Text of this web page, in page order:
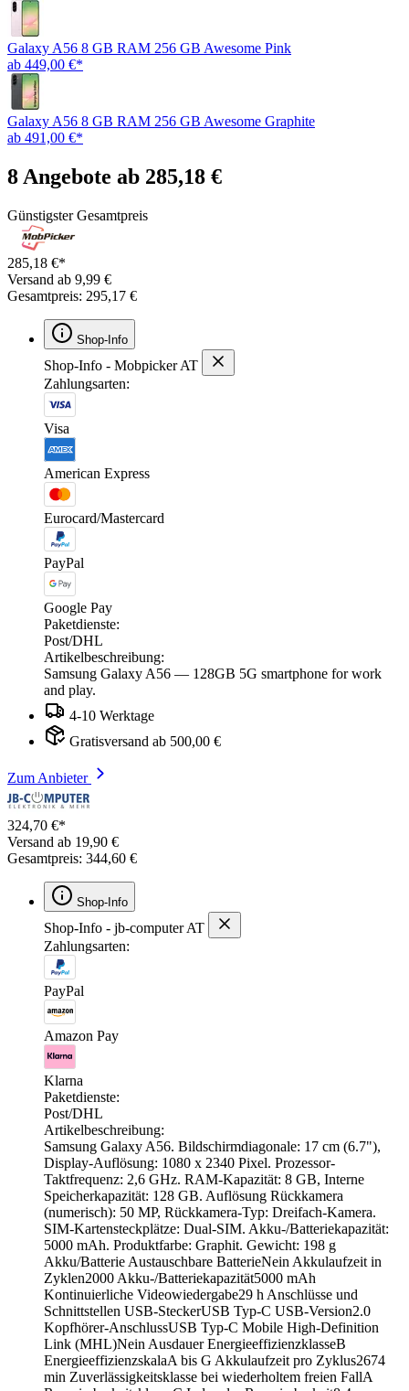
Galaxy A56 8 GB RAM 256 GB Awesome Pink
ab 449,00 €*
Galaxy A56 8 GB RAM 256 GB Awesome Graphite
ab 491,00 €*
8 Angebote ab 285,18 €
Günstigster Gesamtpreis
285,18 €*
Versand ab 9,99 €
Gesamtpreis: 295,17 €
Shop-Info
Shop-Info - Mobpicker AT
Zahlungsarten:
Visa
American Express
Eurocard/Mastercard
PayPal
Google Pay
Paketdienste:
Post/DHL
Artikelbeschreibung:
Samsung Galaxy A56 — 128GB 5G smartphone for work
and play.
4-10 Werktage
Gratisversand ab 500,00 €
Zum Anbieter
324,70 €*
Versand ab 19,90 €
Gesamtpreis: 344,60 €
Shop-Info
Shop-Info - jb-computer AT
Zahlungsarten:
PayPal
Amazon Pay
Klarna
Paketdienste:
Post/DHL
Artikelbeschreibung:
Samsung Galaxy A56. Bildschirmdiagonale: 17 cm (6.7"),
Display-Auflösung: 1080 x 2340 Pixel. Prozessor-
Taktfrequenz: 2,6 GHz. RAM-Kapazität: 8 GB, Interne
Speicherkapazität: 128 GB. Auflösung Rückkamera
(numerisch): 50 MP, Rückkamera-Typ: Dreifach-Kamera.
SIM-Kartensteckplätze: Dual-SIM. Akku-/Batteriekapazität:
5000 mAh. Produktfarbe: Graphit. Gewicht: 198 g
Akku/Batterie Austauschbare BatterieNein Akkulaufzeit in
Zyklen2000 Akku-/Batteriekapazität5000 mAh
Kontinuierliche Videowiedergabe29 h Anschlüsse und
Schnittstellen USB-SteckerUSB Typ-C USB-Version2.0
Kopfhörer-AnschlussUSB Typ-C Mobile High-Definition
Link (MHL)Nein Ausdauer EnergieeffizienzklasseB
EnergieeffizienzskalaA bis G Akkulaufzeit pro Zyklus2674
min Zuverlässigkeitsklasse bei wiederholtem freien FallA